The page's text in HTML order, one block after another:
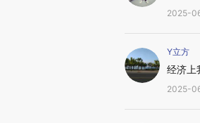
2025-
Y立方
经济上
2025-